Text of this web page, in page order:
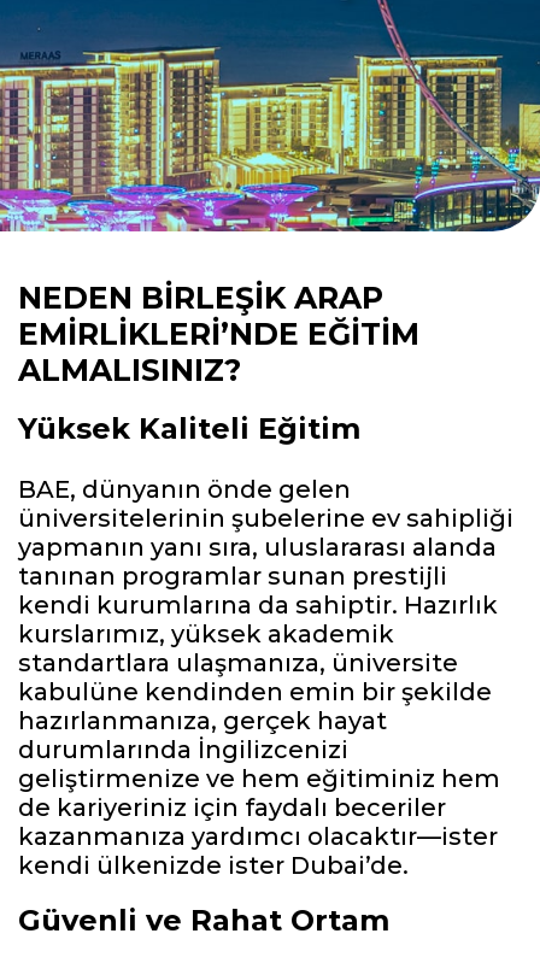
NEDEN BIRLEŞIK ARAP
EMIRLIKLERI’NDE EĞITIM
ALMALISINIZ?
Yüksek Kaliteli Eğitim
BAE, dünyanın önde gelen
üniversitelerinin şubelerine ev sahipliği
yapmanın yanı sıra, uluslararası alanda
tanınan programlar sunan prestijli
kendi kurumlarına da sahiptir. Hazırlık
kurslarımız, yüksek akademik
standartlara ulaşmanıza, üniversite
kabulüne kendinden emin bir şekilde
hazırlanmanıza, gerçek hayat
durumlarında İngilizcenizi
geliştirmenize ve hem eğitiminiz hem
de kariyeriniz için faydalı beceriler
kazanmanıza yardımcı olacaktır—ister
kendi ülkenizde ister Dubai’de.
Güvenli ve Rahat Ortam